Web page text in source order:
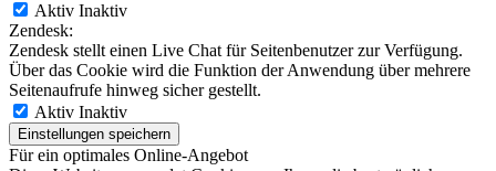
Aktiv Inaktiv
Zendesk:
Zendesk stellt einen Live Chat für Seitenbenutzer zur Verfügung.
Über das Cookie wird die Funktion der Anwendung über mehrere
Seitenaufrufe hinweg sicher gestellt.
Aktiv Inaktiv
Einstellungen speichern
Für ein optimales Online-Angebot